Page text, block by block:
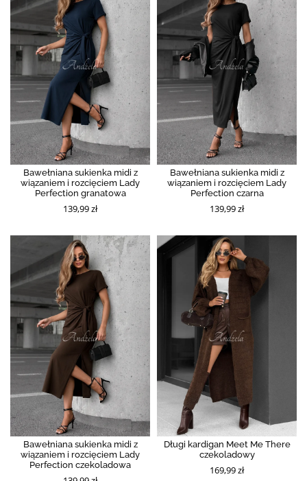
Bawełniana sukienka midi z
wiązaniem i rozcięciem Lady
Perfection granatowa
139,99 zł
Bawełniana sukienka midi z
wiązaniem i rozcięciem Lady
Perfection czarna
139,99 zł
Bawełniana sukienka midi z
wiązaniem i rozcięciem Lady
Perfection czekoladowa
Długi kardigan Meet Me There
czekoladowy
169,99 zł